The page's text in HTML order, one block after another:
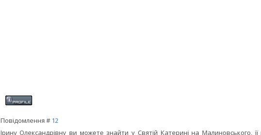
Повідомлення # 12
Ірину Олександрівну ви можете знайти у Святій Катерині на Малиновського,